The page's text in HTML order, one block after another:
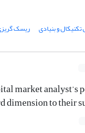
تکنیکال و بنیادی ریسک
market analyst’s
dimension to their